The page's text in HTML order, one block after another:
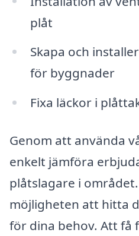
plåt
Skapa och
för byggnader
Fixa läckor i
Genom att använda
enkelt jämföra
plåtslagare i
möjligheten att hitta
för dina behov. Att få